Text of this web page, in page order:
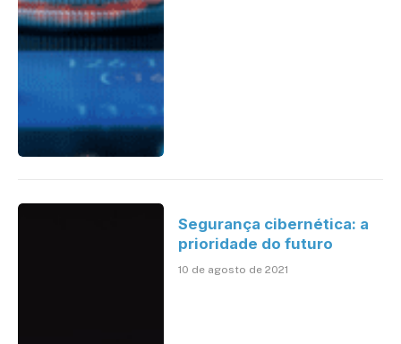
Segurança cibernética: a
prioridade do futuro
10 de agosto de 2021